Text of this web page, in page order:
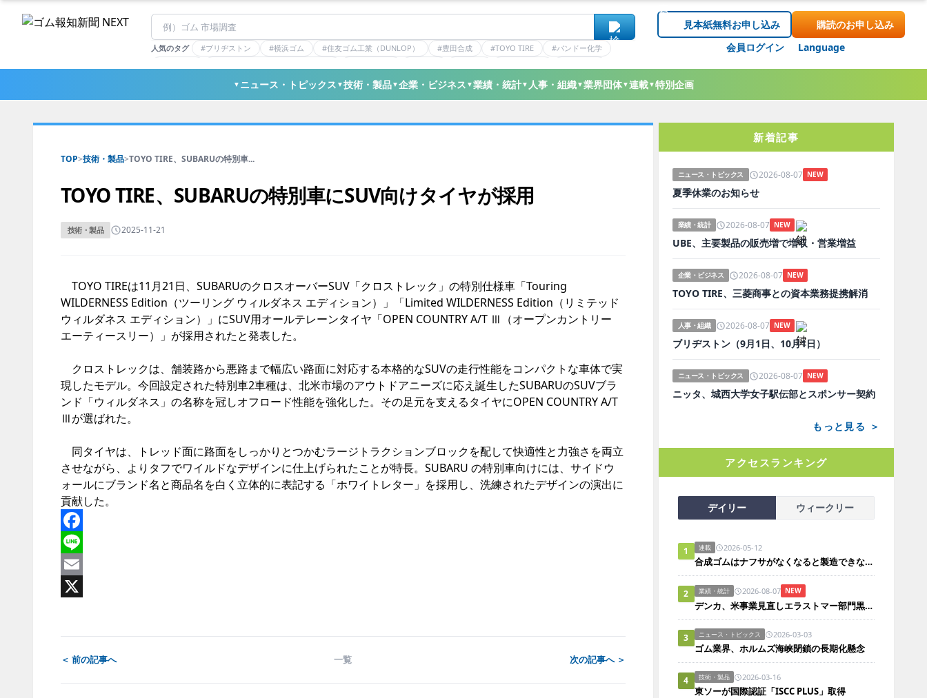
人気のタグ #ブリヂストン #横浜ゴム #住友ゴム工業（DUNLOP） #豊田合成 #TOYO TIRE
#バンドー化学
#東ソー
見本紙無料お申し込み
購読のお申し込み
会員ログイン
Language
▼ ニュース・トピックス ▼技術・製品▼企業・ビジネス ▼業績・統計▼ 人事・組織▼業界団体▼連載▼特別企画
TOP>技術・製品>TOYO TIRE、SUBARUの特別車...
TOYO TIRE、SUBARUの特別車にSUV向けタイヤが採用
技術・製品 2025-11-21
TOYO TIREは11月21日、SUBARUのクロスオーバーSUV「クロストレック」の特別仕様車「Touring
WILDERNESS Edition（ツーリング ウィルダネス エディション）」「Limited WILDERNESS Edition（リミテッド
ウィルダネス エディション）」にSUV用オールテレーンタイヤ「OPEN COUNTRY A/T Ⅲ（オープンカントリー
エーティースリー）」が採用されたと発表した。
クロストレックは、舗装路から悪路まで幅広い路面に対応する本格的なSUVの走行性能をコンパクトな車体で実
現したモデル。今回設定された特別車2車種は、北米市場のアウトドアニーズに応え誕生したSUBARUのSUVブラ
ンド「ウィルダネス」の名称を冠しオフロード性能を強化した。その足元を支えるタイヤにOPEN COUNTRY A/T
Ⅲが選ばれた。
同タイヤは、トレッド面に路面をしっかりとつかむラージトラクションブロックを配して快適性と力強さを両立
させながら、よりタフでワイルドなデザインに仕上げられたことが特長。SUBARU の特別車向けには、サイドウ
ォールにブランド名と商品名を白く立体的に表記する「ホワイトレター」を採用し、洗練されたデザインの演出に
貢献した。
Facebook
Line
Email
＜ 前の記事へ 一覧 次の記事へ ＞
新着記事
ニュース・トピックス 2026-08-07 NEW
夏季休業のお知らせ
業績・統計 2026-08-07 NEW
UBE、主要製品の販売増で増収・営業増益
企業・ビジネス 2026-08-07 NEW
TOYO TIRE、三菱商事との資本業務提携解消
人事・組織 2026-08-07 NEW
ブリヂストン（9月1日、10月1日）
ニュース・トピックス 2026-08-07 NEW
ニッタ、城西大学女子駅伝部とスポンサー契約
もっと見る ＞
アクセスランキング
デイリー ウィークリー
1 連載 2026-05-12
合成ゴムはナフサがなくなると製造できないのか？
2 業績・統計 2026-08-07 NEW
デンカ、米事業見直しエラストマー部門黒字化
3 ニュース・トピックス 2026-03-03
ゴム業界、ホルムズ海峡閉鎖の長期化懸念
4 技術・製品 2026-03-16
東ソーが国際認証「ISCC PLUS」取得